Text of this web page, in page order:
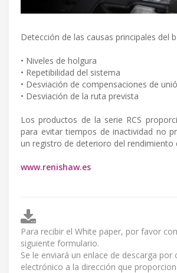
Detección de las causas principales del
• Niveles de holgura
• Repetibilidad del sistema
• Desviación de compensaciones de
• Desviación de la ruta prevista
Los productos de la serie RCS
para evitar tiempos de inactividad no
un registro de deterioro del rendimiento
www.renishaw.es
Para recibir el White paper, por favor
siguiente formulario.
Se le enviará un enlace de descarga por
electrónico a la dirección que